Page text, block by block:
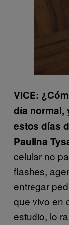
VICE:
día normal,
estos días
Paulina
celular no
flashes,
entregar
que vivo en
estudio, lo